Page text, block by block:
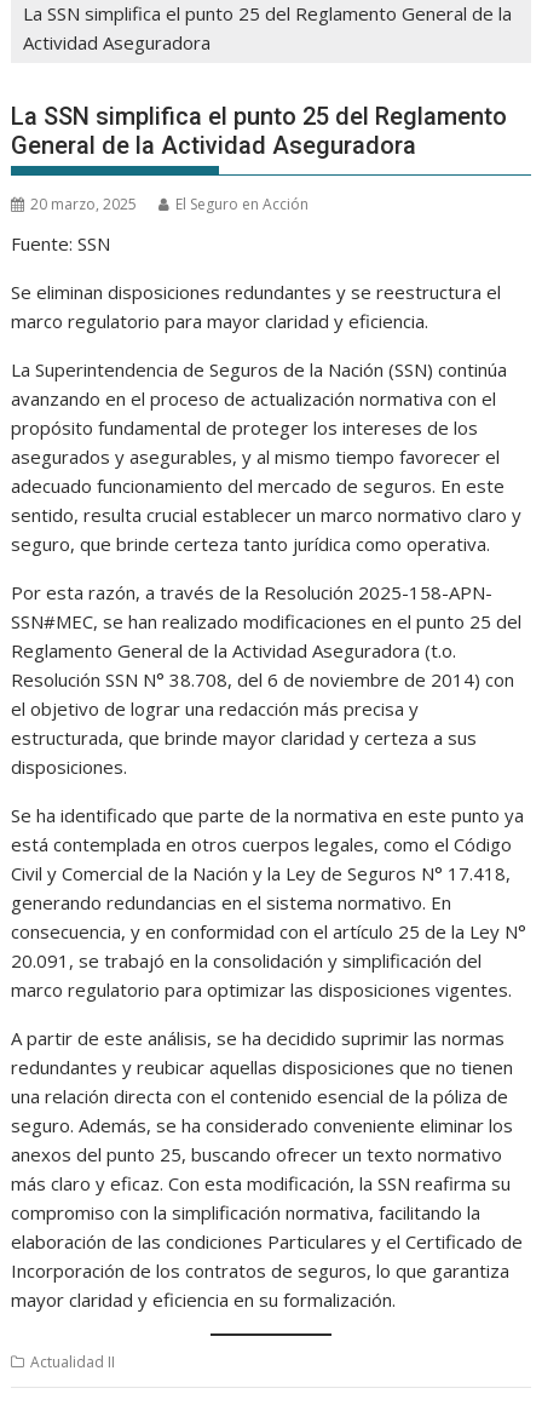
La SSN simplifica el punto 25 del Reglamento General de la
Actividad Aseguradora
La SSN simplifica el punto 25 del Reglamento
General de la Actividad Aseguradora
20 marzo, 2025 El Seguro en Acción
Fuente: SSN
Se eliminan disposiciones redundantes y se reestructura el
marco regulatorio para mayor claridad y eficiencia.
La Superintendencia de Seguros de la Nación (SSN) continúa
avanzando en el proceso de actualización normativa con el
propósito fundamental de proteger los intereses de los
asegurados y asegurables, y al mismo tiempo favorecer el
adecuado funcionamiento del mercado de seguros. En este
sentido, resulta crucial establecer un marco normativo claro y
seguro, que brinde certeza tanto jurídica como operativa.
Por esta razón, a través de la Resolución 2025-158-APN-
SSN#MEC, se han realizado modificaciones en el punto 25 del
Reglamento General de la Actividad Aseguradora (t.o.
Resolución SSN N° 38.708, del 6 de noviembre de 2014) con
el objetivo de lograr una redacción más precisa y
estructurada, que brinde mayor claridad y certeza a sus
disposiciones.
Se ha identificado que parte de la normativa en este punto ya
está contemplada en otros cuerpos legales, como el Código
Civil y Comercial de la Nación y la Ley de Seguros N° 17.418,
generando redundancias en el sistema normativo. En
consecuencia, y en conformidad con el artículo 25 de la Ley N°
20.091, se trabajó en la consolidación y simplificación del
marco regulatorio para optimizar las disposiciones vigentes.
A partir de este análisis, se ha decidido suprimir las normas
redundantes y reubicar aquellas disposiciones que no tienen
una relación directa con el contenido esencial de la póliza de
seguro. Además, se ha considerado conveniente eliminar los
anexos del punto 25, buscando ofrecer un texto normativo
más claro y eficaz. Con esta modificación, la SSN reafirma su
compromiso con la simplificación normativa, facilitando la
elaboración de las condiciones Particulares y el Certificado de
Incorporación de los contratos de seguros, lo que garantiza
mayor claridad y eficiencia en su formalización.
Actualidad II